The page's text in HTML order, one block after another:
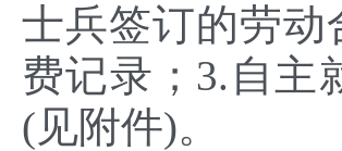
士兵签订的劳
费记录；3.自主
(见附件)。